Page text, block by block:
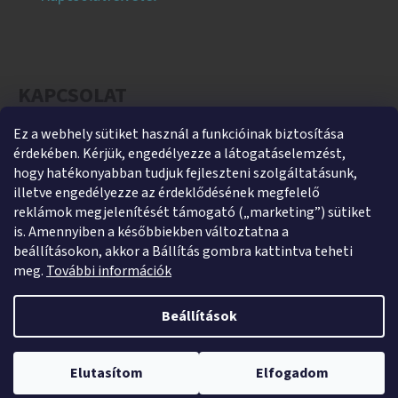
Ez a webhely sütiket használ a funkcióinak biztosítása
érdekében. Kérjük, engedélyezze a látogatáselemzést,
hogy hatékonyabban tudjuk fejleszteni szolgáltatásunk,
illetve engedélyezze az érdeklődésének megfelelő
reklámok megjelenítését támogató („marketing”) sütiket
is. Amennyiben a későbbiekben változtatna a
beállításokon, akkor a Bállítás gombra kattintva teheti
meg. További információk
Beállítások
Elutasítom Elfogadom
Webshopunk jelenleg zárva tart. Rendelés leadása lehetséges,
kizárólag utánvétes fizetéssel. A megrendeléseket 2026. január 5–9.
helti@helti.hu
+3679450894
+36305454854
https://www.facebook.com/heltikft
helti_kft
Shoptet készítette
Copyright 2026HeltiShop. Minden jog fenntartva.Süti
beállítások szerkesztése